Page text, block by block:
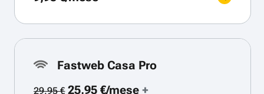
Fastweb Casa Pro
29,95 €25,95 €/mese+